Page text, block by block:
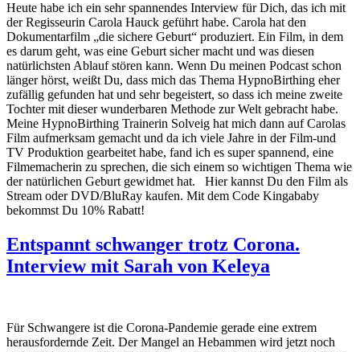
Heute habe ich ein sehr spannendes Interview für Dich, das ich mit
der Regisseurin Carola Hauck geführt habe. Carola hat den
Dokumentarfilm „die sichere Geburt“ produziert. Ein Film, in dem
es darum geht, was eine Geburt sicher macht und was diesen
natürlichsten Ablauf stören kann. Wenn Du meinen Podcast schon
länger hörst, weißt Du, dass mich das Thema HypnoBirthing eher
zufällig gefunden hat und sehr begeistert, so dass ich meine zweite
Tochter mit dieser wunderbaren Methode zur Welt gebracht habe.
Meine HypnoBirthing Trainerin Solveig hat mich dann auf Carolas
Film aufmerksam gemacht und da ich viele Jahre in der Film-und
TV Produktion gearbeitet habe, fand ich es super spannend, eine
Filmemacherin zu sprechen, die sich einem so wichtigen Thema wie
der natürlichen Geburt gewidmet hat. Hier kannst Du den Film als
Stream oder DVD/BluRay kaufen. Mit dem Code Kingababy
bekommst Du 10% Rabatt!
Entspannt schwanger trotz Corona.
Interview mit Sarah von Keleya
Für Schwangere ist die Corona-Pandemie gerade eine extrem
herausfordernde Zeit. Der Mangel an Hebammen wird jetzt noch